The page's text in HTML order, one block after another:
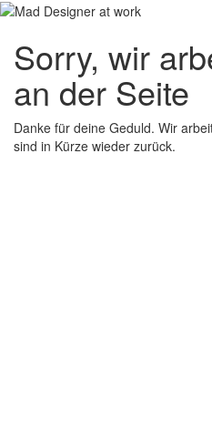
Sorry, wir
an der Seite
Danke für deine Geduld. Wir
sind in Kürze wieder zurück.